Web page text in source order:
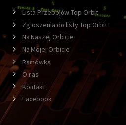
Lista Przebojów Top Orbit
Zgłoszenia do listy Top Orbit
Na Naszej Orbicie
Na Mojej Orbicie
Ramówka
O nas
Kontakt
Facebook